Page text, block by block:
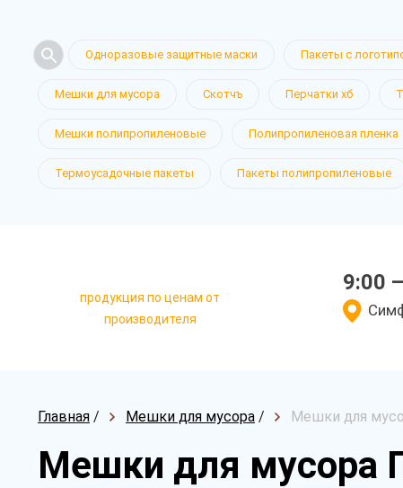
Одноразовые защитные маски Пакеты с
Мешки для мусора Скотчъ Перчатки хб
Мешки полипропиленовые Полипропиленовая пленка
Термоусадочные пакеты Пакеты полипропиленовые
продукция по ценам от
производителя
9:00
Главная / Мешки для мусора / Мешки для
Мешки для мусора